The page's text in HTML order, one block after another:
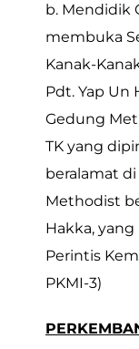
b. Mendidik
membuka
Kanak-
Pdt. Yap
Gedung
TK yang
beralamat
Methodist
Hakka,
Perintis
PKMI-3)